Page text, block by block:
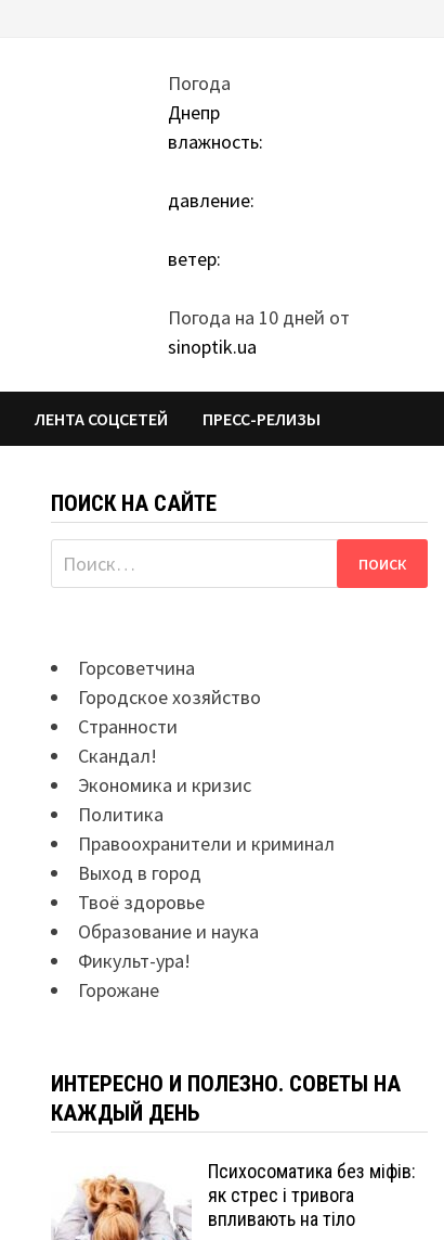
Погода
Днепр
влажность:
давление:
ветер:
Погода на 10 дней от
sinoptik.ua
ЛЕНТА СОЦСЕТЕЙ ПРЕСС-РЕЛИЗЫ
ПОИСК НА САЙТЕ
Найти:
Горсоветчина
Городское хозяйство
Странности
Скандал!
Экономика и кризис
Политика
Правоохранители и криминал
Выход в город
Твоё здоровье
Образование и наука
Фикульт-ура!
Горожане
ИНТЕРЕСНО И ПОЛЕЗНО. СОВЕТЫ НА
КАЖДЫЙ ДЕНЬ
Психосоматика без міфів:
як стрес і тривога
впливають на тіло